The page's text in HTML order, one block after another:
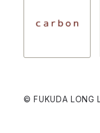
© FUKUDA LONG